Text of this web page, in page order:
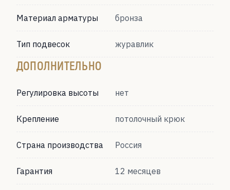
Материал арматуры бронза
Тип подвесок журавлик
ДОПОЛНИТЕЛЬНО
Регулировка высоты нет
Крепление потолочный крюк
Страна производства Россия
Гарантия 12 месяцев